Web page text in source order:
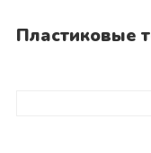
Пластиковые